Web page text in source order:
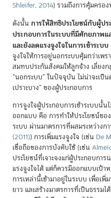
Shleifer, 2014)รวมถึงการคุ้มครอ
ดังนั้น การให้สิทธิประโยชน์กับผู้ป
ประกอบการในระบบที่มีศักยภาพแ
และยังลดแรงจูงใจในการเข้าระบบ
จูงใจให้การอยู่นอกระบบคุ้มกว่าเพร
สมทบประกันสังคมให้ลูกจ้าง เลี่ยง
“นอกระบบ” ในปัจจุบัน ไม่น่าจะเป็
เปราะบาง” ของผู้ประกอบการ
การจูงใจผู้ประกอบการเข้าระบบนั้น
ออกแบบ คือ การทำให้ประโยชน์ขอ
ระบบ ผ่านมาตรการที่ผสมระหว่างก
(2011)) การเพิ่มแรงจูงใจ (เช่น De
เชื่อถือของการบังคับใช้ (เช่น
ประโยชน์ที่เจาะจงแก่ผู้ประกอบกา
แรงจูงใจได้ แต่ก็ควรมีออกแบบเป้
การเหล่านี้เข้ามาอยู่ในระบบ เพื่อเ
ยาว และสร้างมาตรการที่เป็นธรรม